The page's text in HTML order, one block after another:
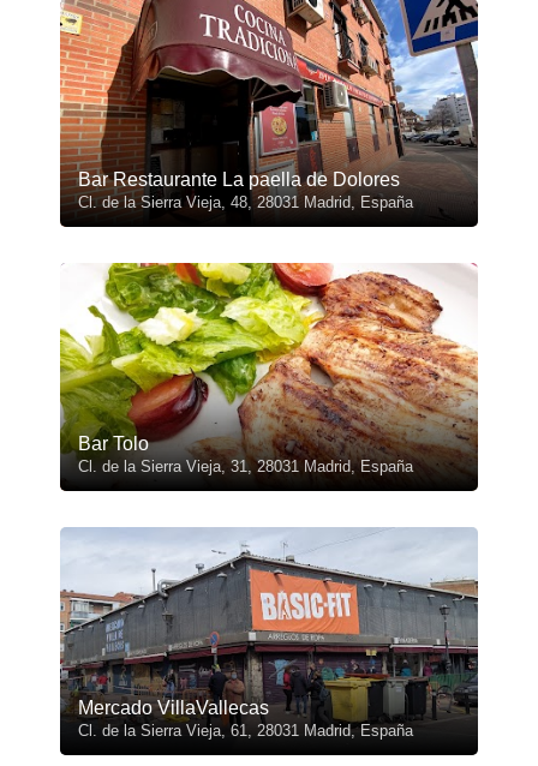
Bar Restaurante La paella de Dolores
Cl. de la Sierra Vieja, 48, 28031 Madrid, España
Bar Tolo
Cl. de la Sierra Vieja, 31, 28031 Madrid, España
Mercado VillaVallecas
Cl. de la Sierra Vieja, 61, 28031 Madrid, España